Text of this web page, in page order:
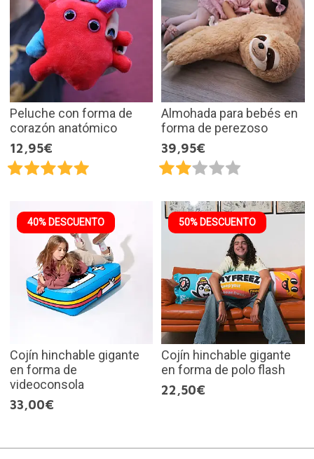
Peluche con forma de
corazón anatómico
12,95€
Almohada para bebés en
forma de perezoso
39,95€
40% DESCUENTO
Cojín hinchable gigante
en forma de
videoconsola
33,00€
50% DESCUENTO
Cojín hinchable gigante
en forma de polo flash
22,50€